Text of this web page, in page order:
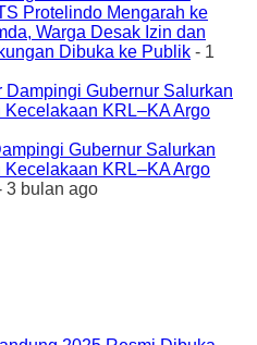
Protelindo Mengarah ke
Warga Desak Izin dan
Dibuka ke Publik - 1
Gubernur Salurkan
Kecelakaan KRL–KA Argo
3 bulan ago